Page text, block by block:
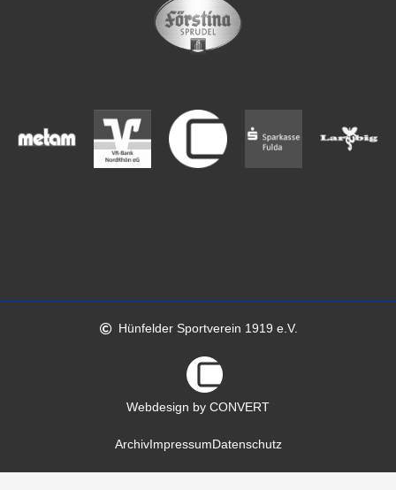
Hünfelder Sportverein 1919 e.V.
Webdesign by CONVERT
ArchivImpressumDatenschutz